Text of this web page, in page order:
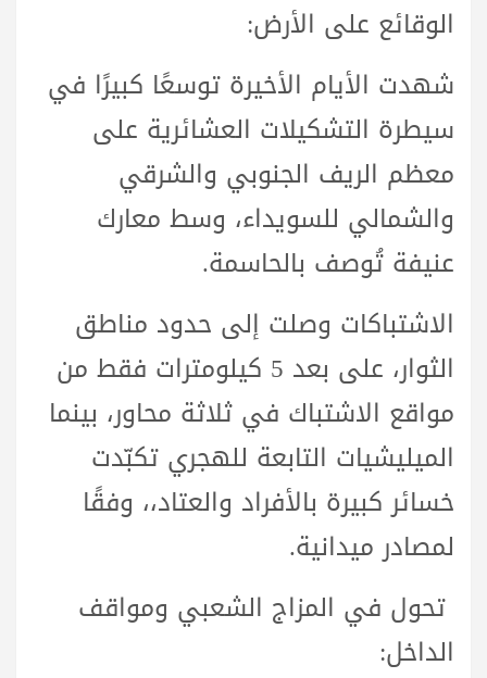
الوقائع على الأرض:
شهدت الأيام الأخيرة توسعًا كبيرًا في
سيطرة التشكيلات العشائرية على
معظم الريف الجنوبي والشرقي
والشمالي للسويداء، وسط معارك
عنيفة تُوصف بالحاسمة.
الاشتباكات وصلت إلى حدود مناطق
الثوار، على بعد 5 كيلومترات فقط من
مواقع الاشتباك في ثلاثة محاور، بينما
الميليشيات التابعة للهجري تكبّدت
خسائر كبيرة بالأفراد والعتاد،، وفقًا
لمصادر ميدانية.
تحول في المزاج الشعبي ومواقف
الداخل: